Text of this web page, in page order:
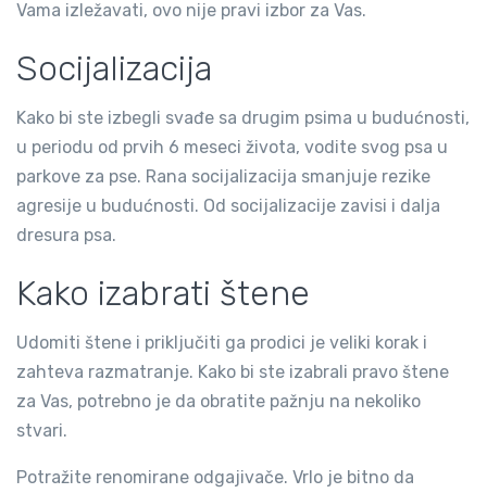
Vama izležavati, ovo nije pravi izbor za Vas.
Socijalizacija
Kako bi ste izbegli svađe sa drugim psima u budućnosti,
u periodu od prvih 6 meseci života, vodite svog psa u
parkove za pse. Rana socijalizacija smanjuje rezike
agresije u budućnosti. Od socijalizacije zavisi i dalja
dresura psa.
Kako izabrati štene
Udomiti štene i priključiti ga prodici je veliki korak i
zahteva razmatranje. Kako bi ste izabrali pravo štene
za Vas, potrebno je da obratite pažnju na nekoliko
stvari.
Potražite renomirane odgajivače. Vrlo je bitno da